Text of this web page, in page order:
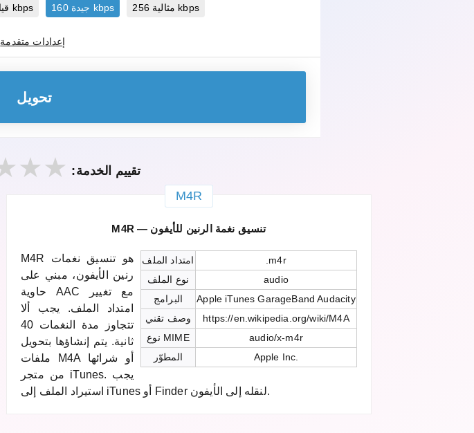
قياسية 128 kbps جيدة 160 kbps مثالية 256 kbps
إعدادات متقدمة
تحويل
تقييم الخدمة:
M4R
M4R — تنسيق نغمة الرنين للأيفون
امتداد الملف
.m4r
نوع الملف
audio
البرامج
Apple iTunes GarageBand Audacity
وصف تقني
https://en.wikipedia.org/wiki/M4A
نوع MIME
audio/x-m4r
المطوّر
Apple Inc.
M4R هو تنسيق نغمات
رنين الأيفون، مبني على
حاوية AAC مع تغيير
امتداد الملف. يجب ألا
تتجاوز مدة النغمات 40
ثانية. يتم إنشاؤها بتحويل
ملفات M4A أو شرائها
من متجر iTunes. يجب
استيراد الملف إلى iTunes أو Finder لنقله إلى الأيفون.